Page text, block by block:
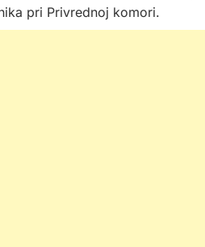
pri Privrednoj komori.